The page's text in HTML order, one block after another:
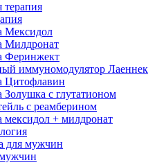
терапия
Мексидол
Милдронат
Феринжект
иммуномодулятор Лаеннек
Цитофлавин
Золушка с глутатионом
с реамберином
мексидол + милдронат
для мужчин